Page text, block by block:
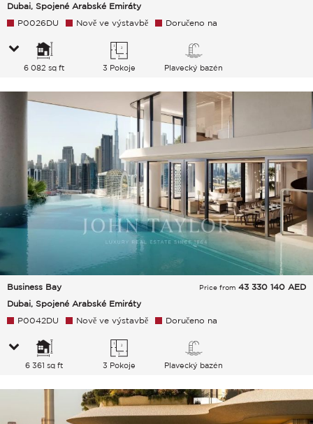
Dubai, Spojené Arabské Emiráty
P0026DU Nově ve výstavbě Doručeno na
6 082 sq ft 3 Pokoje Plavecký bazén
Business Bay
Dubai, Spojené Arabské Emiráty
Price from 43 330 140 AED
P0042DU Nově ve výstavbě Doručeno na
6 361 sq ft 3 Pokoje Plavecký bazén